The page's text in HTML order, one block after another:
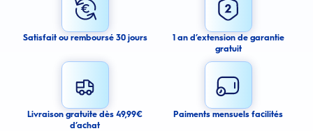
By signing up for email alerts, you agree to receive email
communications regarding this product. We may use your email address
to send you email messages about product availability. We process your
personal data as stated in our Privacy Policy. You may withdraw your
consent or manage your email preferences at any time.
Cancel
Satisfait ou remboursé 30 jours
1 an d’extension de garantie
gratuit
Livraison gratuite dès 49,99€
d’achat
Paiments mensuels facilités